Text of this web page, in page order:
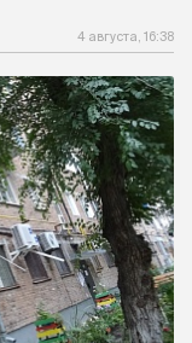
4 августа, 16:38